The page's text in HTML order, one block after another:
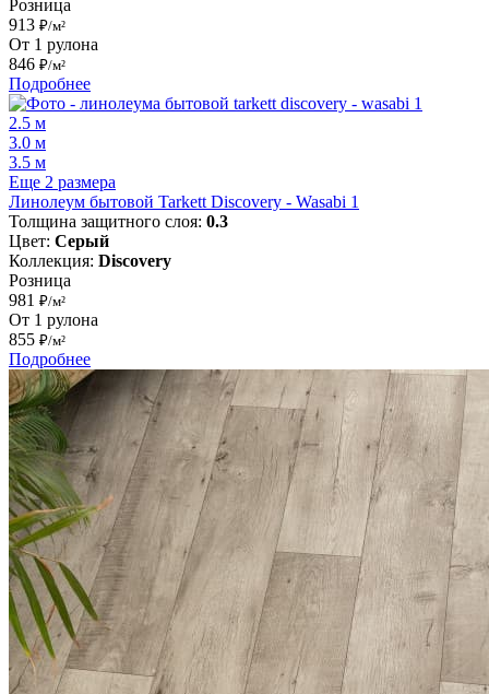
Розница
913 ₽/м²
От 1 рулона
846 ₽/м²
Подробнее
2.5 м
3.0 м
3.5 м
Еще 2 размера
Линолеум бытовой Tarkett Discovery - Wasabi 1
Толщина защитного слоя: 0.3
Цвет: Серый
Коллекция: Discovery
Розница
981 ₽/м²
От 1 рулона
855 ₽/м²
Подробнее